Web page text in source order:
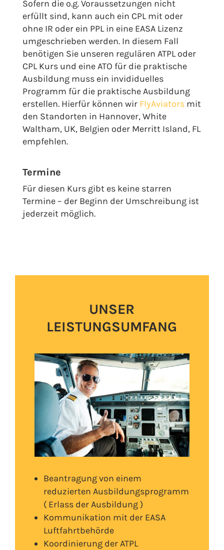
Sofern die o.g. Voraussetzungen nicht
erfüllt sind, kann auch ein CPL mit oder
ohne IR oder ein PPL in eine EASA Lizenz
umgeschrieben werden. In diesem Fall
benötigen Sie unseren regulären ATPL oder
CPL Kurs und eine ATO für die praktische
Ausbildung muss ein invididuelles
Programm für die praktische Ausbildung
erstellen. Hierfür können wir FlyAviatorsmit
den Standorten in Hannover, White
Waltham, UK, Belgien oder Merritt Island, FL
empfehlen.
Termine
Für diesen Kurs gibt es keine starren
Termine – der Beginn der Umschreibung ist
jederzeit möglich.
UNSER
LEISTUNGSUMFANG
Beantragung von einem
reduzierten Ausbildungsprogramm
( Erlass der Ausbildung )
Kommunikation mit der EASA
Luftfahrtbehörde
Koordinierung der ATPL